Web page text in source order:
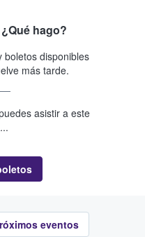
hago?
boletos disponibles
más tarde.
asistir a este
eventos